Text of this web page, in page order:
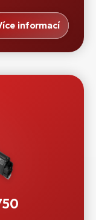
informací